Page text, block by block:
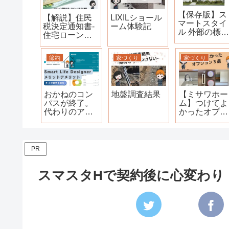
【解説】住民
税決定通知書-
住宅ローン控
iDeCo・ふる
さと納税の控
除額確認方法-
LIXILショール
ーム体験記
【保存版】ス
マートスタイ
ル 外部の標準
節約
おかねのコン
パスが終了。
代わりのアプ
家づくり
地盤調査結果
家づくり
【ミサワホー
ム】つけてよ
かったオプシ
PR
スマスタHで契約後に心変わ